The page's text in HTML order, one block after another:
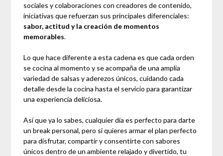
sociales y colaboraciones con creadores de contenido,
iniciativas que refuerzan sus principales diferenciales:
sabor, actitud y la creación de momentos
memorables.
Lo que hace diferente a esta cadena es que cada orden
se cocina al momento y se acompaña de una amplia
variedad de salsas y aderezos únicos, cuidando cada
detalle desde la cocina hasta el servicio para garantizar
una experiencia deliciosa.
Así que ya lo sabes, cualquier día es perfecto para darte
un break personal, pero si quieres armar el plan perfecto
para disfrutar, compartir y consentirte con sabores
únicos dentro de un ambiente relajado y divertido, tu